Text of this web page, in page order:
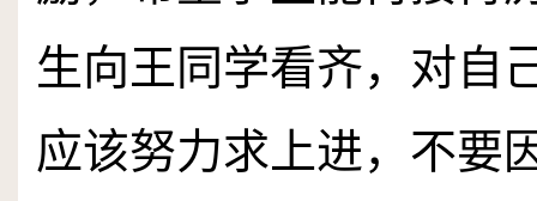
生向王同学看齐，对自
应该努力求上进，不要